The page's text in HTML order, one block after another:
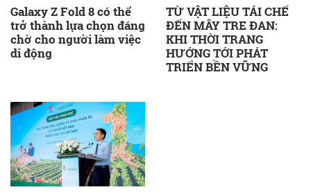
Galaxy Z Fold 8 có thể
trở thành lựa chọn đáng
chờ cho người làm việc
di động
TỪ VẬT LIỆU TÁI CHẾ
ĐẾN MÂY TRE ĐAN:
KHI THỜI TRANG
HƯỚNG TỚI PHÁT
TRIỂN BỀN VỮNG